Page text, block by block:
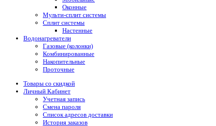
Оконные
Мульти-сплит системы
Сплит системы
Настенные
Водонагреватели
Газовые (колонки)
Комбинированные
Накопительные
Проточные
Товары со скидкой
Личный Кабинет
Учетная запись
Смена пароля
Список адресов доставки
История заказов